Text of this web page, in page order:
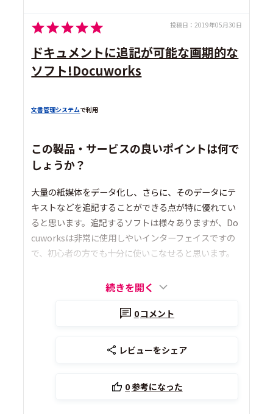
投稿日： 2019年05月30日
ドキュメントに追記が可能な画期的な
ソフト!Docuworks
文書管理システムで利用
この製品・サービスの良いポイントは何で
しょうか？
大量の紙媒体をデータ化し、さらに、そのデータにテ
キストなどを追記することができる点が特に優れてい
ると思います。追記するソフトは様々ありますが、Do
cuworksは非常に使用しやいインターフェイスですの
で、初心者の方でも十分に使いこなせると思います。
続きを開く
0コメント
レビューをシェア
0参考になった